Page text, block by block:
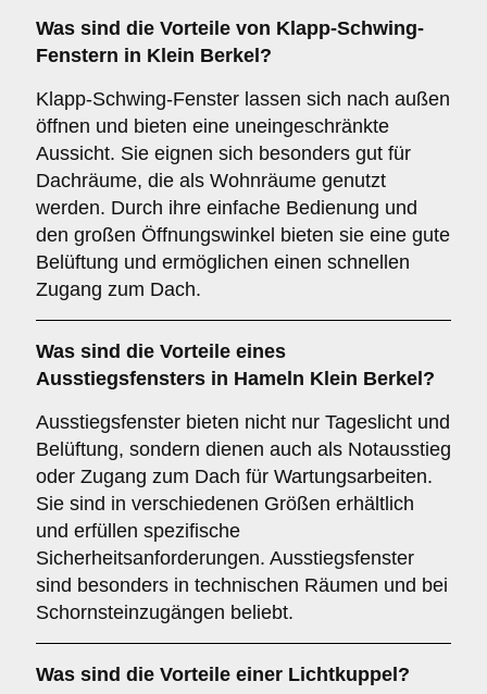
Was sind die Vorteile von Klapp-Schwing-
Fenstern in Klein Berkel?
Klapp-Schwing-Fenster lassen sich nach außen
öffnen und bieten eine uneingeschränkte
Aussicht. Sie eignen sich besonders gut für
Dachräume, die als Wohnräume genutzt
werden. Durch ihre einfache Bedienung und
den großen Öffnungswinkel bieten sie eine gute
Belüftung und ermöglichen einen schnellen
Zugang zum Dach.
Was sind die Vorteile eines
Ausstiegsfensters in Hameln Klein Berkel?
Ausstiegsfenster bieten nicht nur Tageslicht und
Belüftung, sondern dienen auch als Notausstieg
oder Zugang zum Dach für Wartungsarbeiten.
Sie sind in verschiedenen Größen erhältlich
und erfüllen spezifische
Sicherheitsanforderungen. Ausstiegsfenster
sind besonders in technischen Räumen und bei
Schornsteinzugängen beliebt.
Was sind die Vorteile einer Lichtkuppel ?